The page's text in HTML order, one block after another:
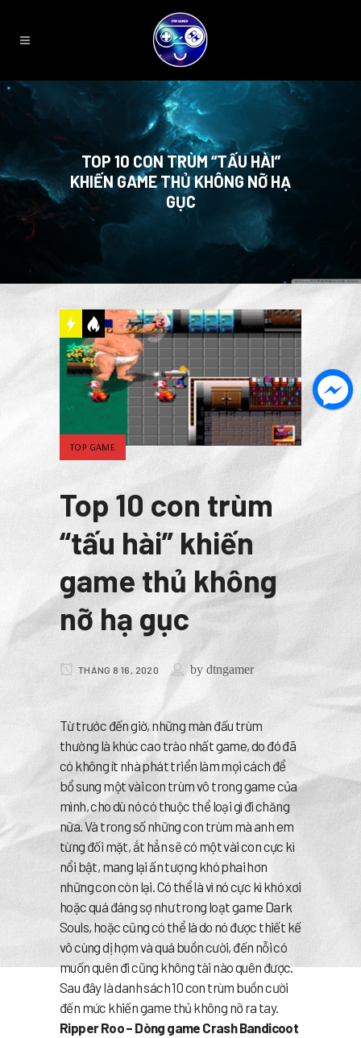
TOP 10 CON TRÙM “TẤU HÀI”
KHIẾN GAME THỦ KHÔNG NỠ HẠ
GỤC
TOP GAME
Top 10 con trùm
“tấu hài” khiến
game thủ không
nỡ hạ gục
THÁNG 8 16, 2020 bydtngamer
Từ trước đến giờ, những màn đấu trùm
thường là khúc cao trào nhất game, do đó đã
có không ít nhà phát triển làm mọi cách để
bổ sung một vài con trùm vô trong game của
mình, cho dù nó có thuộc thể loại gì đi chăng
nữa. Và trong số những con trùm mà anh em
từng đối mặt, ắt hẳn sẽ có một vài con cực kì
nổi bật, mang lại ấn tượng khó phai hơn
những con còn lại. Có thể là vì nó cực kì khó xơi
hoặc quá đáng sợ như trong loạt game Dark
Souls, hoặc cũng có thể là do nó được thiết kế
vô cùng dị hợm và quá buồn cười, đến nỗi có
muốn quên đi cũng không tài nào quên được.
Sau đây là danh sách 10 con trùm buồn cười
đến mức khiến game thủ không nỡ ra tay.
Ripper Roo – Dòng game Crash Bandicoot